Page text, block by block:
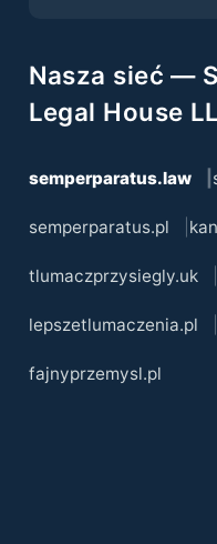
Nasza sieć —
Legal House
semperparatus.law
semperparatus.pl
tlumaczprzysiegly.uk
lepszetlumaczenia.pl
fajnyprzemysl.pl